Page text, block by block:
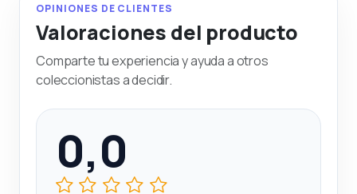
OPINIONES DE CLIENTES
Valoraciones del producto
Comparte tu experiencia y ayuda a otros
coleccionistas a decidir.
0,0